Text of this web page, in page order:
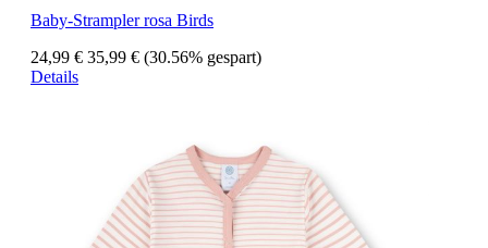
Baby-Strampler rosa Birds
24,99 € 35,99 € (30.56% gespart)
Details